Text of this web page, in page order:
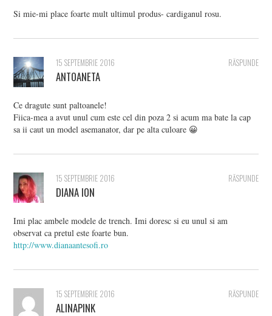
Si mie-mi place foarte mult ultimul produs- cardiganul rosu.
RĂSPUNDE
15 SEPTEMBRIE 2016
ANTOANETA
Ce dragute sunt paltoanele!
Fiica-mea a avut unul cum este cel din poza 2 si acum ma bate la cap
sa ii caut un model asemanator, dar pe alta culoare 😀
RĂSPUNDE
15 SEPTEMBRIE 2016
DIANA ION
Imi plac ambele modele de trench. Imi doresc si eu unul si am
observat ca pretul este foarte bun.
http://www.dianaantesofi.ro
RĂSPUNDE
15 SEPTEMBRIE 2016
ALINAPINK